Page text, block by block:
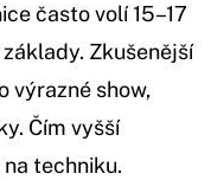
často volí 15–17
základy. Zkušenější
výrazné show,
Čím vyšší
techniku.